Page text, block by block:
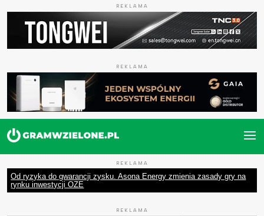
REKLAMA
REKLAMA
REKLAMA
Od ryzyka do gwarancji zysku. Asona Energy zmienia zasady gry na
rynku inwestycji OZE
REKLAMA